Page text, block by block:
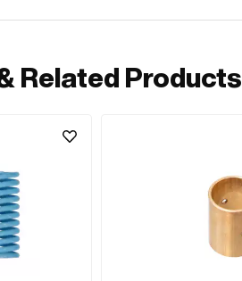
Related Products